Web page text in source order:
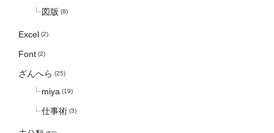
図版 (8)
Excel (2)
Font (2)
ざんへら (25)
miya (19)
仕事術 (3)